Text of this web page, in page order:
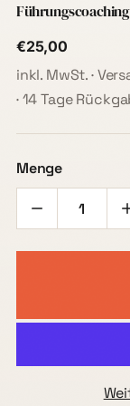
€25,00
inkl. MwSt. ·
· 14 Tage
Menge